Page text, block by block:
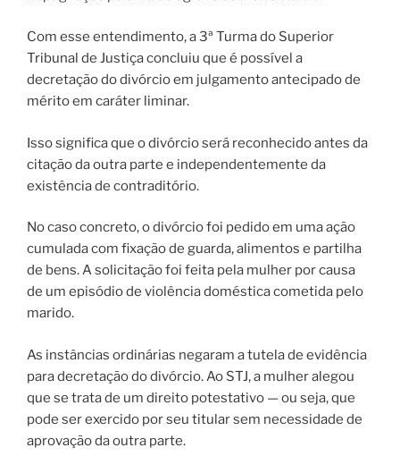
Com esse entendimento, a 3ª Turma do Superior
Tribunal de Justiça concluiu que é possível a
decretação do divórcio em julgamento antecipado de
mérito em caráter liminar.
Isso significa que o divórcio será reconhecido antes da
citação da outra parte e independentemente da
existência de contraditório.
No caso concreto, o divórcio foi pedido em uma ação
cumulada com fixação de guarda, alimentos e partilha
de bens. A solicitação foi feita pela mulher por causa
de um episódio de violência doméstica cometida pelo
marido.
As instâncias ordinárias negaram a tutela de evidência
para decretação do divórcio. Ao STJ, a mulher alegou
que se trata de um direito potestativo — ou seja, que
pode ser exercido por seu titular sem necessidade de
aprovação da outra parte.